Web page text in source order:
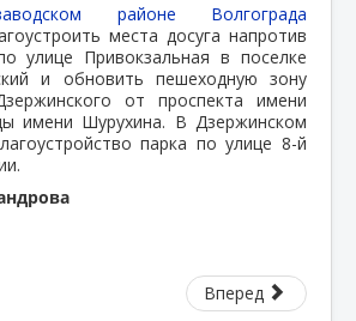
районе Волгограда
места досуга напротив
улице Привокзальная в поселке
и обновить пешеходную зону
от проспекта имени
имени Шурухина. В Дзержинском
парка по улице 8-й
Вперед